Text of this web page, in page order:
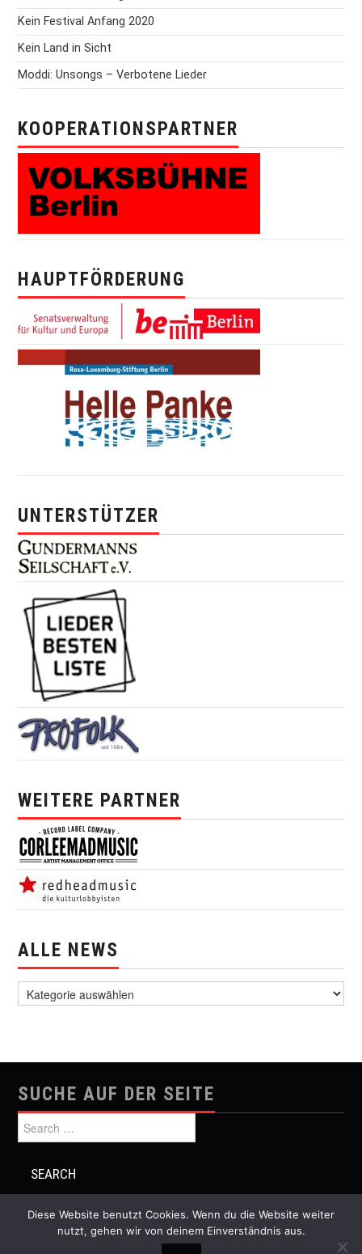
Kein Festival Anfang 2020
Kein Land in Sicht
Moddi: Unsongs – Verbotene Lieder
KOOPERATIONSPARTNER
HAUPTFÖRDERUNG
UNTERSTÜTZER
WEITERE PARTNER
ALLE NEWS
SUCHE AUF DER SEITE
Search for:
Diese Website benutzt Cookies. Wenn du die Website weiter
nutzt, gehen wir von deinem Einverständnis aus.